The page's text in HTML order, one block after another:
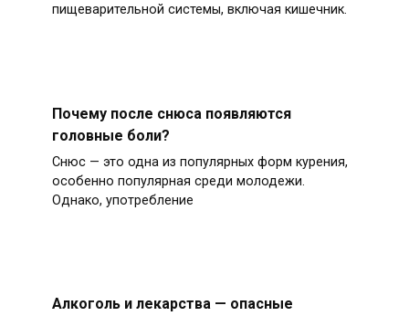
пищеварительной системы, включая кишечник.
Почему после снюса появляются
головные боли?
Снюс — это одна из популярных форм курения,
особенно популярная среди молодежи.
Однако, употребление
Алкоголь и лекарства — опасные